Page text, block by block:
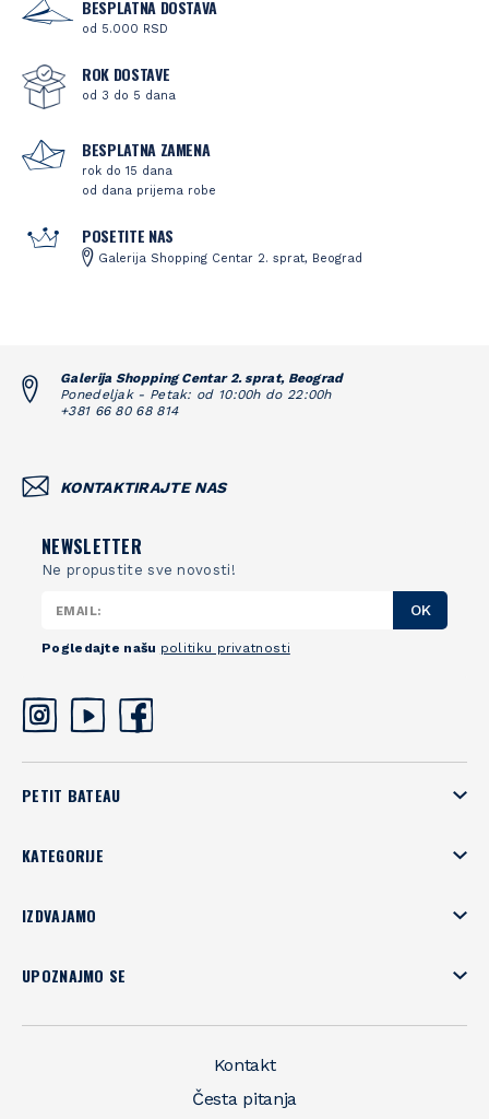
BESPLATNA DOSTAVA
od 5.000 RSD
ROK DOSTAVE
od 3 do 5 dana
BESPLATNA ZAMENA
rok do 15 dana
od dana prijema robe
POSETITE NAS
Galerija Shopping Centar 2. sprat, Beograd
Galerija Shopping Centar 2. sprat, Beograd
Ponedeljak - Petak: od 10:00h do 22:00h
+381 66 80 68 814
KONTAKTIRAJTE NAS
NEWSLETTER
Ne propustite sve novosti!
OK
Pogledajte našu politiku privatnosti
PETIT BATEAU
KATEGORIJE
IZDVAJAMO
UPOZNAJMO SE
Kontakt
Česta pitanja